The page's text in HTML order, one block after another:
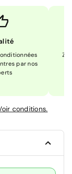
par nos
conditions.